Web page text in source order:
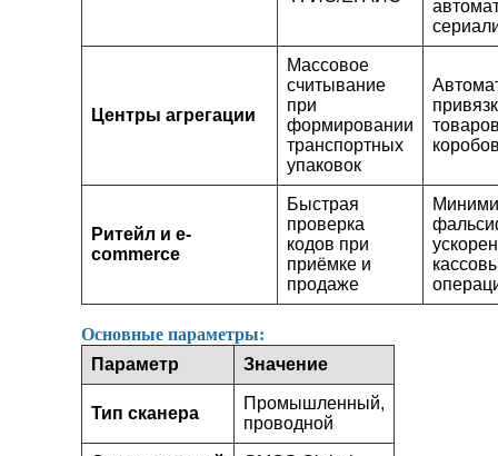
Центры агрегации
Массовое
считывание
при
формировании
транспортных
упаковок
Ритейл и e-
commerce
Быстрая
проверка
кодов при
приёмке и
продаже
Основные параметры:
Параметр
Значение
Тип сканера
Промышленный,
проводной